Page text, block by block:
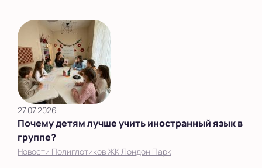
27.07.2026
Почему детям лучше учить иностранный язык в
группе?
Новости Полиглотиков ЖК Лондон Парк